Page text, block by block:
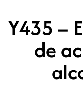
Y435 –
de